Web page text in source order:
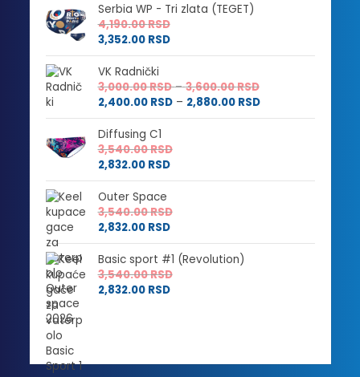
Serbia WP - Tri zlata (TEGET)
4,190.00RSD
3,352.00 RSD
VK Radnički
3,000.00RSD – 3,600.00RSDRaspon
cena:
od
2,400.00 RSD – 2,880.00 RSDRaspon
cena:
2,880.00 RSD
Diffusing C1
3,540.00RSD
2,832.00 RSD
Outer Space
3,540.00RSD
2,832.00 RSD
Basic sport #1 (Revolution)
3,540.00RSD
2,832.00 RSD